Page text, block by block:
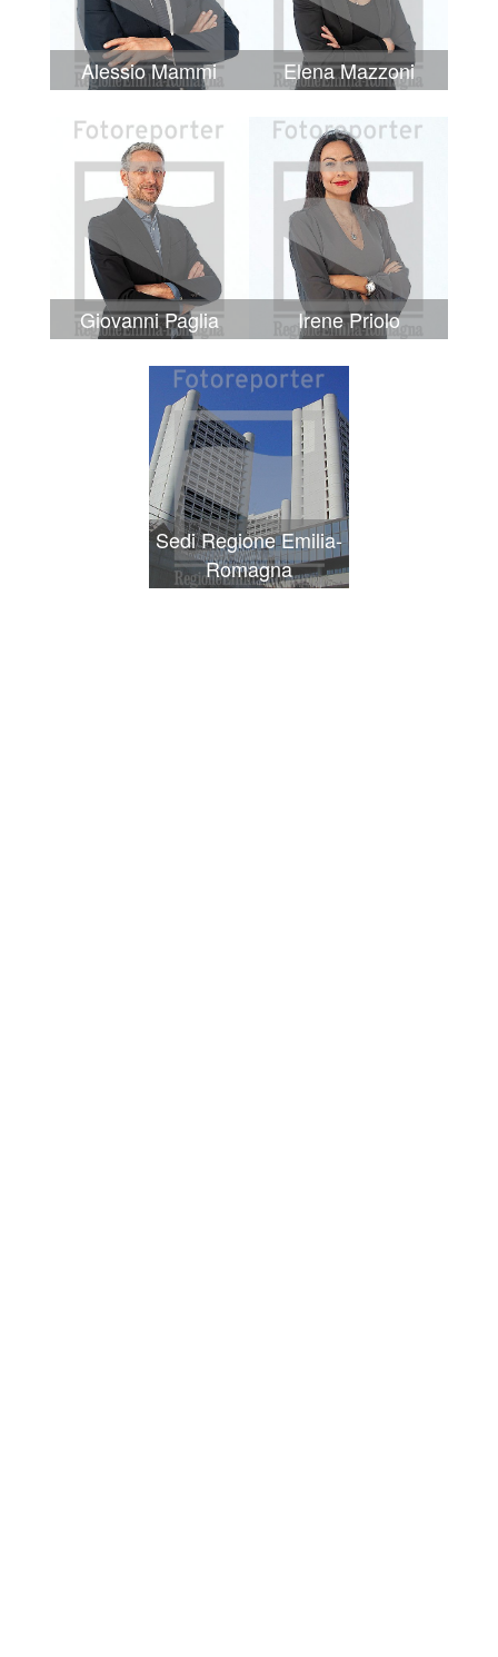
Alessio Mammi Elena Mazzoni
Giovanni Paglia Irene Priolo
Sedi Regione Emilia-
Romagna